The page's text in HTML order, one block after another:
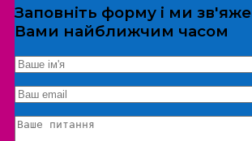
*Дані не передаються третім
Екскурсія/локація
Заповніть форму і ми
Вами найближчим часом